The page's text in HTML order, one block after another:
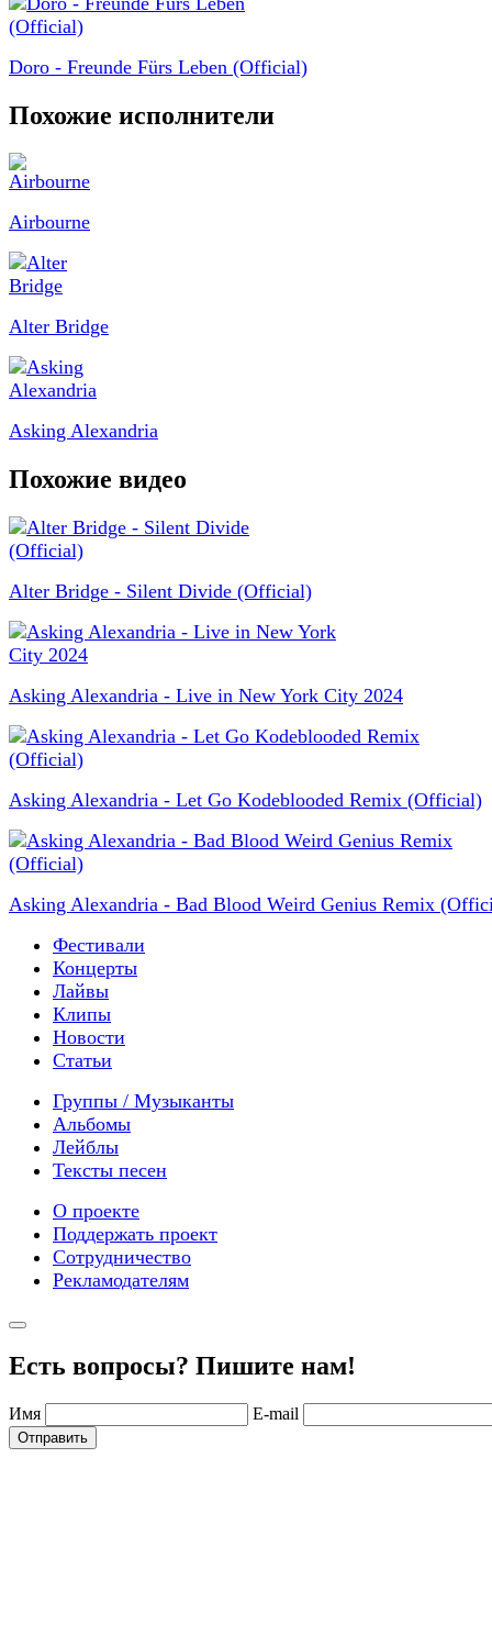
Doro - Freunde Fürs Leben (Official)
Похожие исполнители
Airbourne
Alter Bridge
Asking Alexandria
Похожие видео
Alter Bridge - Silent Divide (Official)
Asking Alexandria - Live in New York City 2024
Asking Alexandria - Let Go Kodeblooded Remix (Official)
Asking Alexandria - Bad Blood Weird Genius Remix
Фестивали
Концерты
Лайвы
Клипы
Новости
Статьи
Группы / Музыканты
Альбомы
Лейблы
Тексты песен
О проекте
Поддержать проект
Сотрудничество
Рекламодателям
Есть вопросы? Пишите нам!
Имя E-mail